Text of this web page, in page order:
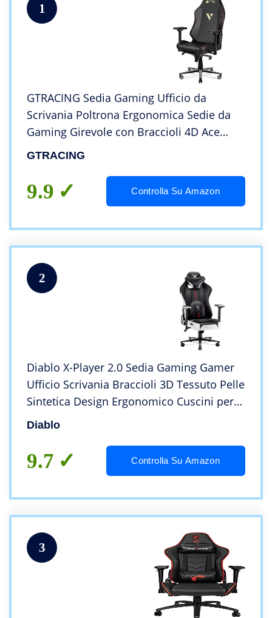
1
GTRACING Sedia Gaming Ufficio da
Scrivania Poltrona Ergonomica Sedie da
Gaming Girevole con Braccioli 4D Ace
Serie Nero
GTRACING
9.9 Controlla Su Amazon
2
Diablo X-Player 2.0 Sedia Gaming Gamer
Ufficio Scrivania Braccioli 3D Tessuto Pelle
Sintetica Design Ergonomico Cuscini per
Collo e Lombare (Bianco-Nero, L)
Diablo
9.7 Controlla Su Amazon
3